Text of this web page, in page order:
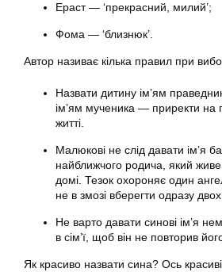
Ераст — ‘прекрасний, милий’;
Фома — ‘близнюк’.
Автор називає кілька правил при
Назвати дитину ім’ям
ім’ям мученика — приректи на
житті.
Малюкові не слід давати ім’я
найближчого родича, який
домі. Тезок охороняє один
не в змозі вберегти одразу двох
Не варто давати синові ім’я
в сім’ї, щоб він не повторив
Як красиво назвати сина? Ось красиві